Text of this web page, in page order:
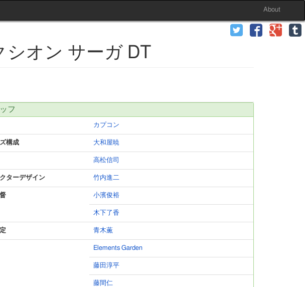
About
シオン サーガ DT
フ
カプコン
構成 大和屋暁
高松信司
ターデザイン 竹内進二
小濱俊裕
木下了香
青木薫
Elements Garden
藤田淳平
藤間仁